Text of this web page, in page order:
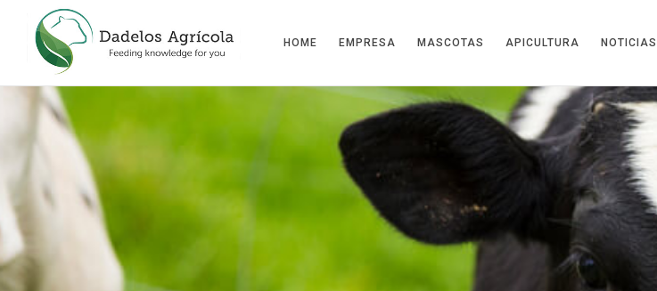
HOME EMPRESA MASCOTAS APICULTURA NOTICIAS